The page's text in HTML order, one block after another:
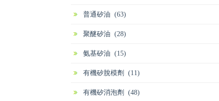
普通矽油 (63)
聚醚矽油 (28)
氨基矽油 (15)
有機矽脫模劑 (11)
有機矽消泡劑 (48)